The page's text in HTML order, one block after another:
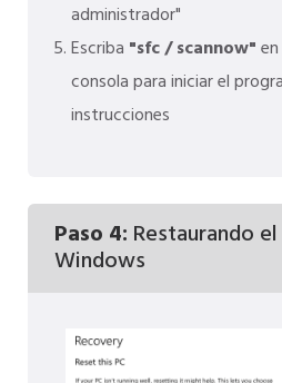
administrador"
Escriba "sfc / scannow"
consola para iniciar el
instrucciones
Paso 4: Restaurando
Windows